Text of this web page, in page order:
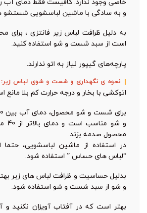
خاصی وجود ندارد. کافیست فقط دمای آب
و به سادگی با ماشین لباسشویی شستشو
به دلیل ظرافت لباس زیر فانتزی ، برای
است از سبد شست و شو استفاده کنید.
پارچه‌های گیپور نیاز به اتو ندارند.
نحوه ی نگهداری و شست و شوی لباس زیر:
اتوکشی با بخار و درجه حرارت کم بلا مانع
و
محصول صدمه بزند.
در استفاده از ماشین لباسشویی،
“لباس های حساس ” استفاده شود.
بدلیل حساسیت و ظرافت لباس های زیر
و شو از سبد شست و شو استفاده شود.
بهتر است که در آفتاب آویزان نکنید و